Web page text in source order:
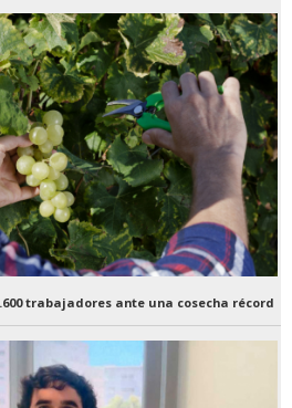
trabajadores ante una cosecha récord